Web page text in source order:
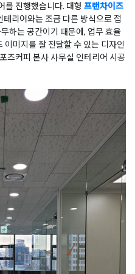
를 진행했습니다. 대형 프랜차이즈
리어와는 조금 다른 방식으로 접
하는 공간이기 때문에, 업무 효율
이미지를 잘 전달할 수 있는 디자인
즈커피 본사 사무실 인테리어 시공